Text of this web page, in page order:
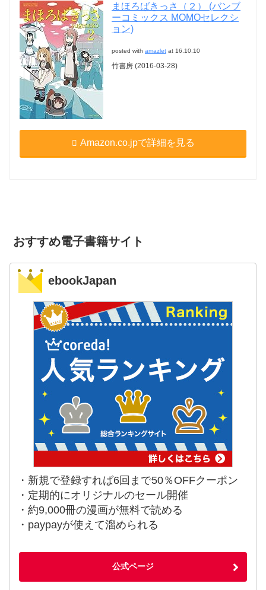
まほろばきっさ（２） (バンブ
ーコミックス MOMOセレクシ
ョン)
posted with amazlet at 16.10.10
竹書房 (2016-03-28)
Amazon.co.jpで詳細を見る
おすすめ電子書籍サイト
ebookJapan
・新規で登録すれば6回まで50％OFFクーポン
・定期的にオリジナルのセール開催
・約9,000冊の漫画が無料で読める
・paypayが使えて溜められる
公式ページ